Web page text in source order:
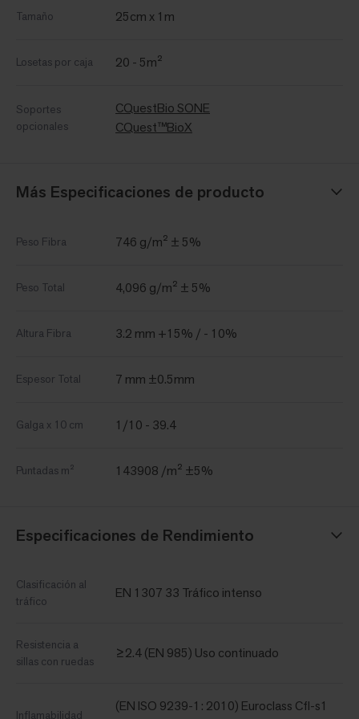
Tamaño 25cm x 1m
Losetas por caja 20 - 5m²
Soportes
opcionales
CQuestBio SONE
CQuest™BioX
Más Especificaciones de producto
Peso Fibra 746 g/m² ± 5%
Peso Total 4,096 g/m² ± 5%
Altura Fibra 3.2 mm +15% / - 10%
Espesor Total 7 mm ±0.5mm
Galga x 10 cm 1/10 - 39.4
Puntadas m² 143908 /m² ±5%
Especificaciones de Rendimiento
Clasificación al
tráfico
EN 1307 33 Tráfico intenso
Resistencia a
sillas con ruedas
≥2.4 (EN 985) Uso continuado
Inflamabilidad
(EN ISO 9239-1: 2010) Euroclass Cfl-s1